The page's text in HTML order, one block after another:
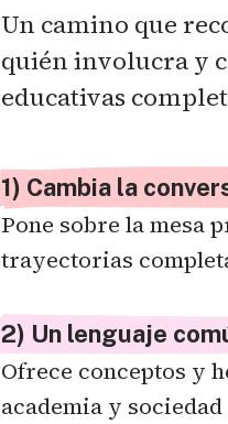
Un camino que
quién involucra y
educativas
1) Cambia la
Pone sobre la mesa
trayectorias
2) Un lenguaje
Ofrece conceptos y
academia y